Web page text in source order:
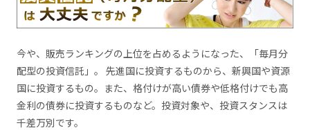
今や、販売ランキングの上位を占めるようになった、「毎月分
配型の投資信託」。 先進国に投資するものから、新興国や資源
国に投資するもの。また、格付けが高い債券や低格付けでも高
金利の債券に投資するものなど。投資対象や、投資スタンスは
千差万別です。